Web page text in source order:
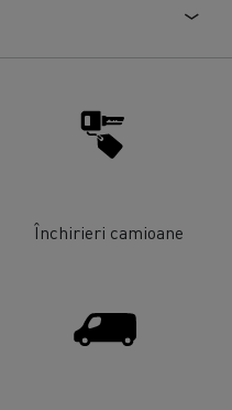
Închirieri camioane